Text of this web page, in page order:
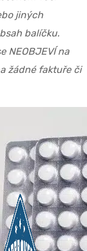
jiných
balíčku.
NEOBJEVÍ na
žádné faktuře či